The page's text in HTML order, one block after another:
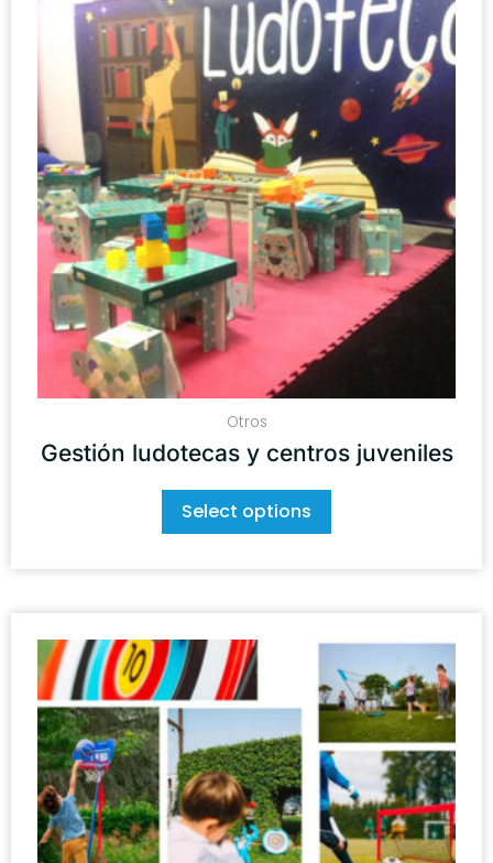
Otros
Gestión ludotecas y centros juveniles
Select options